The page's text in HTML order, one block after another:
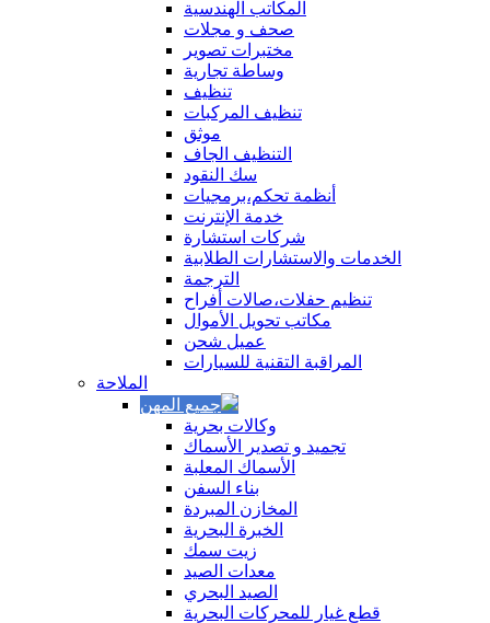
المكاتب الهندسية
صحف و مجلات
مختبرات تصوير
وساطة تجارية
تنظيف
تنظيف المركبات
موثق
التنظيف الجاف
سك النقود
أنظمة تحكم،برمجيات
خدمة الإنترنت
شركات استشارة
الخدمات والاستشارات الطلابية
الترجمة
تنظيم حفلات،صالات أفراح
مكاتب تحويل الأموال
عميل شحن
المراقبة التقنية للسيارات
الملاحة
وكالات بحرية
تجميد و تصدير الأسماك
الأسماك المعلبة
بناء السفن
المخازن المبردة
الخبرة البحرية
زيت سمك
معدات الصيد
الصيد البحري
قطع غيار للمحركات البحرية